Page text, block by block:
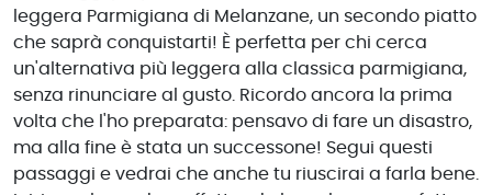
leggera Parmigiana di Melanzane, un secondo piatto
che saprà conquistarti! È perfetta per chi cerca
un'alternativa più leggera alla classica parmigiana,
senza rinunciare al gusto. Ricordo ancora la prima
volta che l'ho preparata: pensavo di fare un disastro,
ma alla fine è stata un successone! Segui questi
passaggi e vedrai che anche tu riuscirai a farla bene.